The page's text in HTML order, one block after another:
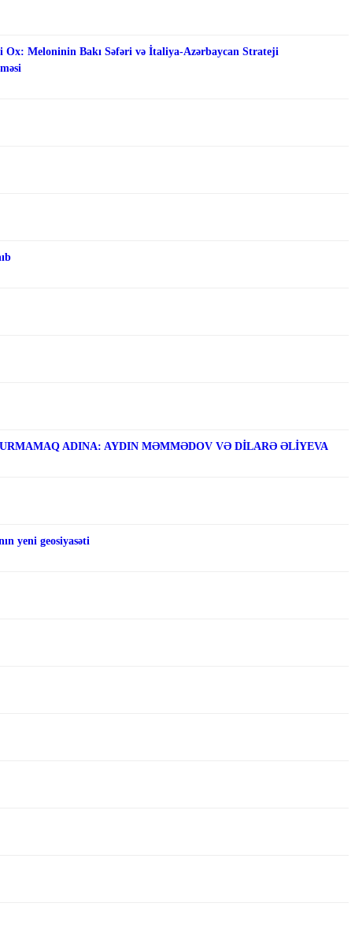
Ox: Meloninin Bakı Səfəri və İtaliya-Azərbaycan Strateji
ADINA: AYDIN MƏMMƏDOV VƏ DİLARƏ ƏLİYEVA
yeni geosiyasəti